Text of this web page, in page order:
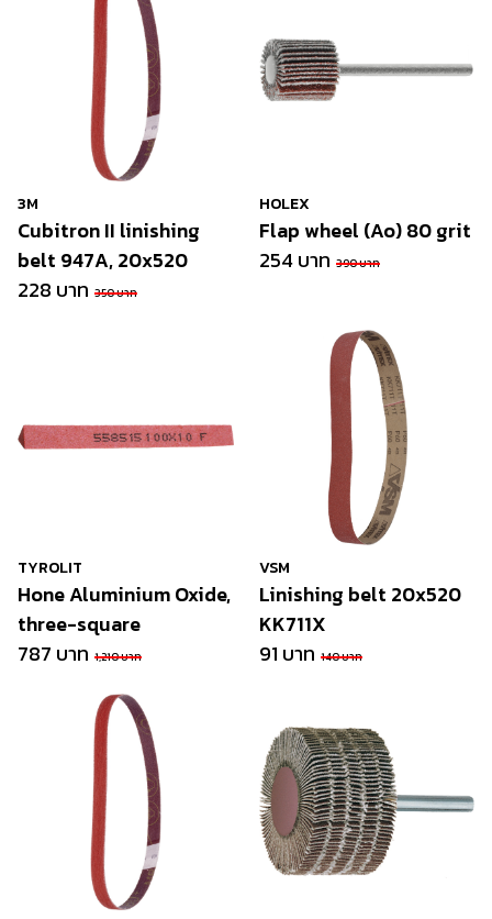
3M
Cubitron II linishing
belt 947A, 20x520
228 บาท 350 บาท
HOLEX
Flap wheel (Ao) 80 grit
254 บาท 390 บาท
TYROLIT
Hone Aluminium Oxide,
three-square
787 บาท 1,210 บาท
VSM
Linishing belt 20x520
KK711X
91 บาท 140 บาท